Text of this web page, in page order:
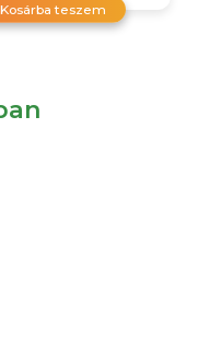
Kosárba teszem